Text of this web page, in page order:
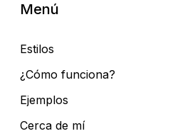
Menú
Estilos
¿Cómo funciona?
Ejemplos
Cerca de mí